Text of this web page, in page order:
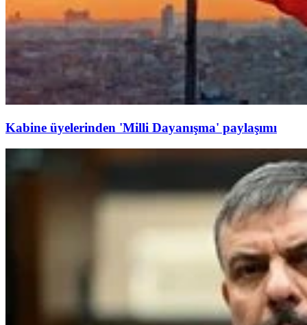
Kabine üyelerinden 'Milli Dayanışma' paylaşımı